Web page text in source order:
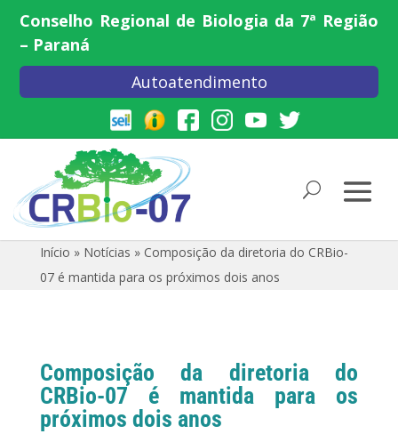
Conselho Regional de Biologia da 7ª Região
– Paraná
Autoatendimento
Início » Notícias » Composição da diretoria do CRBio-
07 é mantida para os próximos dois anos
Composição da diretoria do
CRBio-07 é mantida para os
próximos dois anos